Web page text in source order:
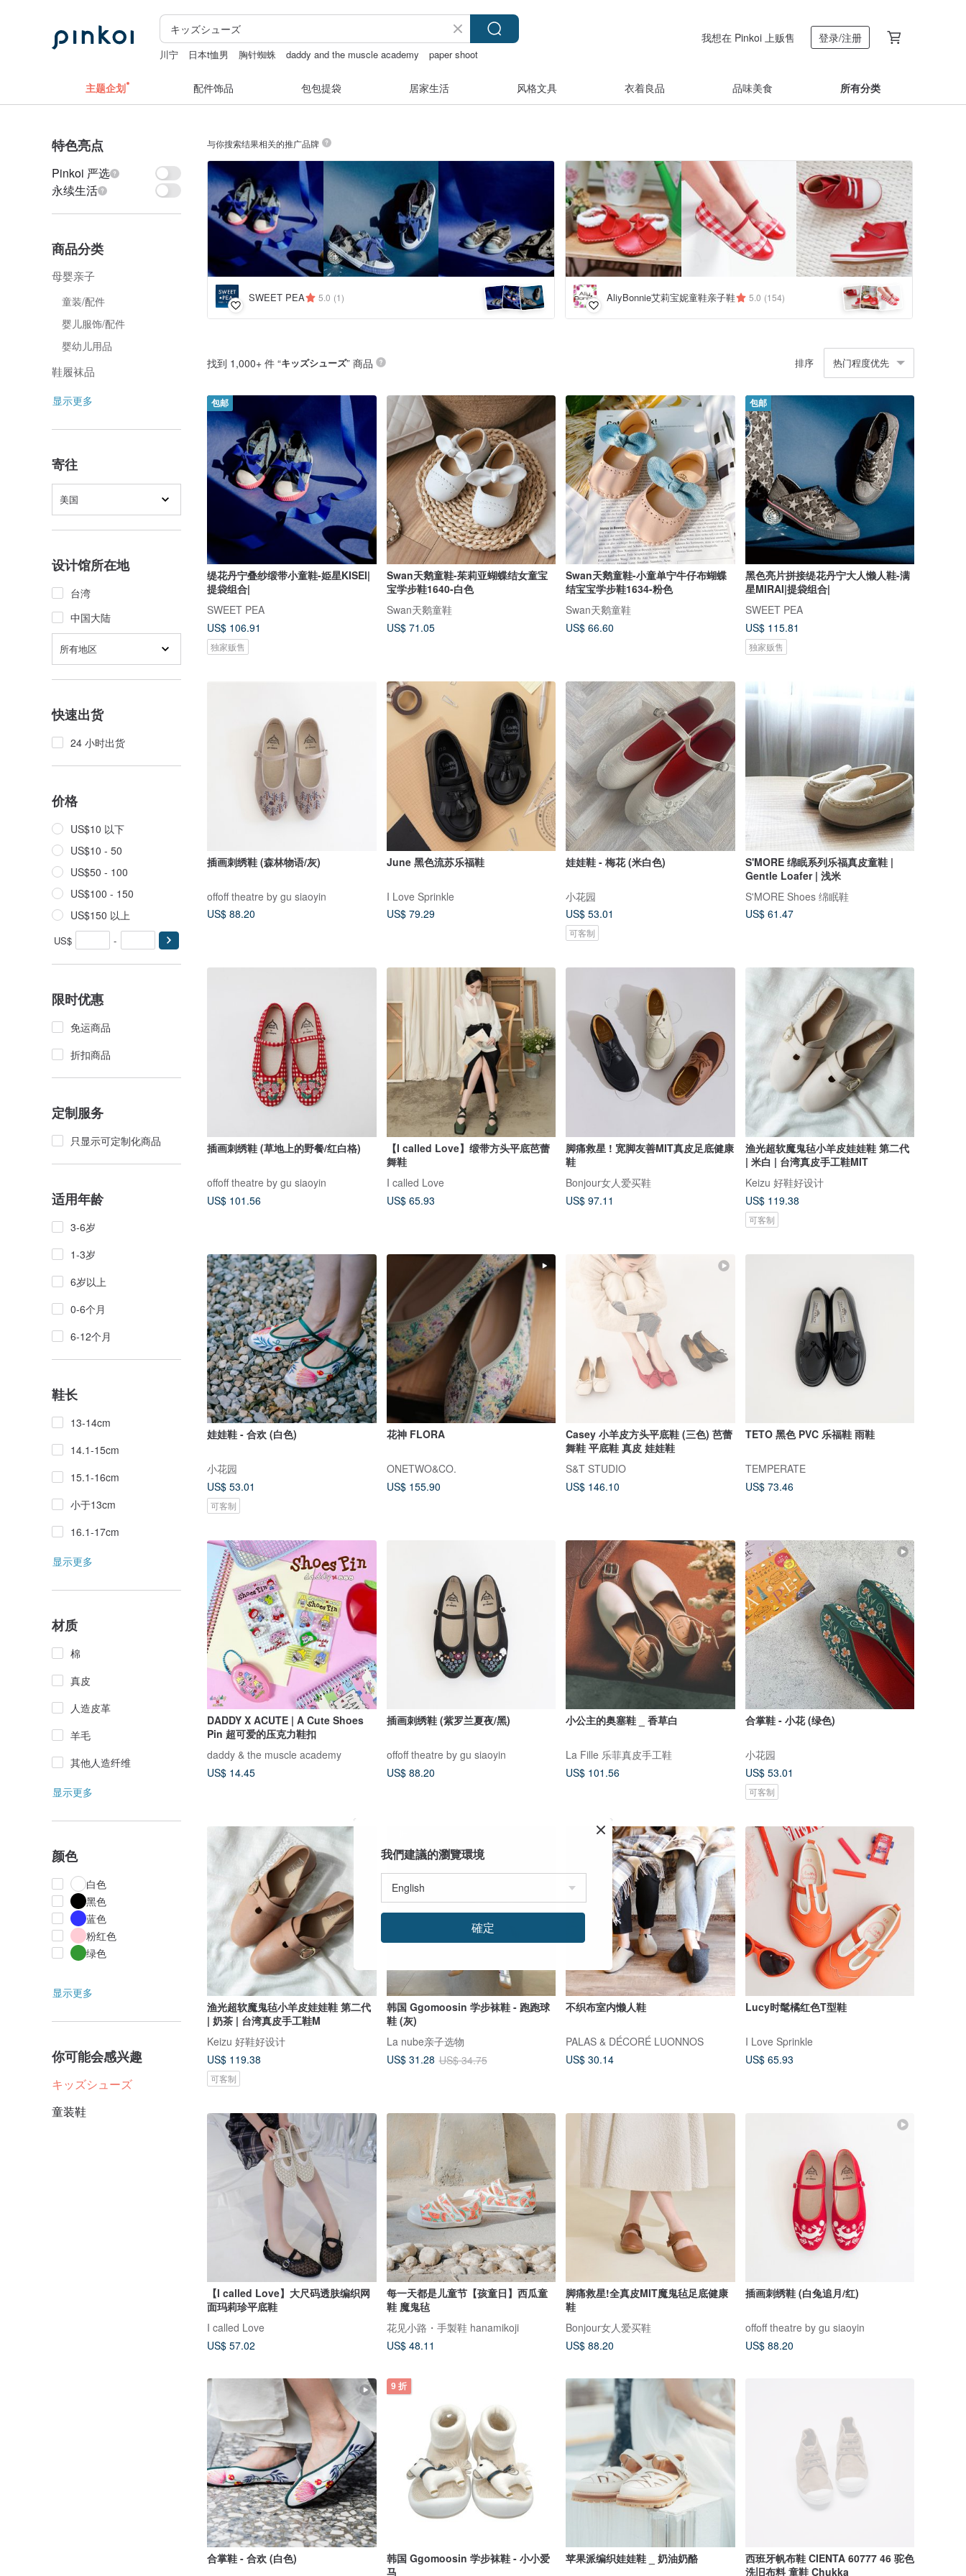
川宁 日本t恤男 胸针蜘蛛 daddy and the muscle academy
paper shoot
我想在 Pinkoi 上贩售 登录/注册
主题企划 配件饰品 包包提袋 居家生活 风格文具 衣着良品 品味美食 所有分类
特色亮点
Pinkoi 严选
永续生活
商品分类
母婴亲子
童装/配件
婴儿服饰/配件
婴幼儿用品
鞋履袜品
显示更多
寄往
美国
设计馆所在地
台湾
中国大陆
所有地区
快速出货
24 小时出货
价格
US$10 以下
US$10 - 50
US$50 - 100
US$100 - 150
US$150 以上
US$ -
限时优惠
免运商品
折扣商品
定制服务
只显示可定制化商品
适用年龄
3-6岁
1-3岁
6岁以上
0-6个月
6-12个月
鞋长
13-14cm
14.1-15cm
15.1-16cm
小于13cm
16.1-17cm
显示更多
材质
棉
真皮
人造皮革
羊毛
其他人造纤维
显示更多
颜色
白色
黑色
蓝色
粉红色
绿色
显示更多
你可能会感兴趣
キッズシューズ
童装鞋
与你搜索结果相关的推广品牌
SWEET PEA 5.0 (1) AliyBonnie艾莉宝妮童鞋亲子鞋 5.0 (154)
找到 1,000+ 件 “キッズシューズ” 商品 排序 热门程度优先
包邮
缇花丹宁叠纱缎带小童鞋-姫星KISEI|
提袋组合|
SWEET PEA
US$ 106.91
独家贩售
Swan天鹅童鞋-茱莉亚蝴蝶结女童宝
宝学步鞋1640-白色
Swan天鹅童鞋
US$ 71.05
Swan天鹅童鞋-小童单宁牛仔布蝴蝶
结宝宝学步鞋1634-粉色
Swan天鹅童鞋
US$ 66.60
包邮
黑色亮片拼接缇花丹宁大人懒人鞋-满
星MIRAI|提袋组合|
SWEET PEA
US$ 115.81
独家贩售
插画刺绣鞋 (森林物语/灰)
offoff theatre by gu siaoyin
US$ 88.20
June 黑色流苏乐福鞋
I Love Sprinkle
US$ 79.29
娃娃鞋 - 梅花 (米白色)
小花园
US$ 53.01
可客制
S'MORE 绵眠系列乐福真皮童鞋 |
Gentle Loafer | 浅米
S'MORE Shoes 绵眠鞋
US$ 61.47
插画刺绣鞋 (草地上的野餐/红白格)
offoff theatre by gu siaoyin
US$ 101.56
【I called Love】缎带方头平底芭蕾
舞鞋
I called Love
US$ 65.93
脚痛救星 ! 宽脚友善MIT真皮足底健康
鞋
Bonjour女人爱买鞋
US$ 97.11
渔光超软魔鬼毡小羊皮娃娃鞋 第二代
| 米白 | 台湾真皮手工鞋MIT
Keizu 好鞋好设计
US$ 119.38
可客制
娃娃鞋 - 合欢 (白色)
小花园
US$ 53.01
可客制
花神 FLORA
ONETWO&CO.
US$ 155.90
Casey 小羊皮方头平底鞋 (三色) 芭蕾
舞鞋 平底鞋 真皮 娃娃鞋
S&T STUDIO
US$ 146.10
TETO 黑色 PVC 乐福鞋 雨鞋
TEMPERATE
US$ 73.46
DADDY X ACUTE | A Cute Shoes
Pin 超可爱的压克力鞋扣
daddy & the muscle academy
US$ 14.45
插画刺绣鞋 (紫罗兰夏夜/黑)
offoff theatre by gu siaoyin
US$ 88.20
小公主的奥塞鞋 _ 香草白
La Fille 乐菲真皮手工鞋
US$ 101.56
合掌鞋 - 小花 (绿色)
小花园
US$ 53.01
可客制
渔光超软魔鬼毡小羊皮娃娃鞋 第二代
| 奶茶 | 台湾真皮手工鞋M
Keizu 好鞋好设计
US$ 119.38
可客制
韩国 Ggomoosin 学步袜鞋 - 跑跑球
鞋 (灰)
La nube亲子选物
US$ 31.28 US$ 34.75
不织布室内懒人鞋
PALAS & DÉCORÉ LUONNOS
US$ 30.14
Lucy时髦橘红色T型鞋
I Love Sprinkle
US$ 65.93
【I called Love】大尺码透肤编织网
面玛莉珍平底鞋
I called Love
US$ 57.02
每一天都是儿童节【孩童日】西瓜童
鞋 魔鬼毡
花见小路・手製鞋 hanamikoji
US$ 48.11
脚痛救星!全真皮MIT魔鬼毡足底健康
鞋
Bonjour女人爱买鞋
US$ 88.20
插画刺绣鞋 (白兔追月/红)
offoff theatre by gu siaoyin
US$ 88.20
合掌鞋 - 合欢 (白色)
9 折
韩国 Ggomoosin 学步袜鞋 - 小小爱
马
苹果派编织娃娃鞋 _ 奶油奶酪
西班牙帆布鞋 CIENTA 60777 46 驼色
洗旧布料 童鞋 Chukka
我們建議的瀏覽環境
確定